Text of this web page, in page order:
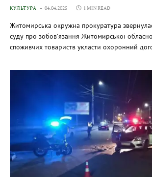
КУЛЬТУРА 04.04.2025 1 MIN READ
Житомирська окружна прокуратура
суду про зобов’язання Житомирської
споживчих товариств укласти охоронний